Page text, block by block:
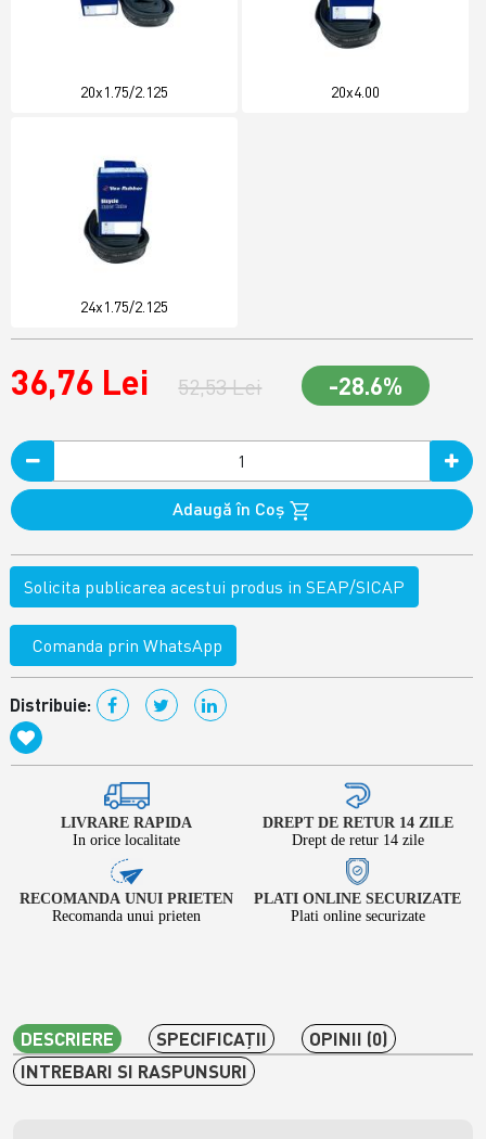
20x1.75/2.125 20x4.00
24x1.75/2.125
36,76 Lei 52,53 Lei -28.6%
Adaugă în Coş
Solicita publicarea acestui produs in SEAP/SICAP
Comanda prin WhatsApp
Distribuie:
LIVRARE RAPIDA
In orice localitate
DREPT DE RETUR 14 ZILE
Drept de retur 14 zile
RECOMANDA UNUI PRIETEN
Recomanda unui prieten
PLATI ONLINE SECURIZATE
Plati online securizate
DESCRIERE SPECIFICAŢII
OPINII (0)
INTREBARI SI RASPUNSURI